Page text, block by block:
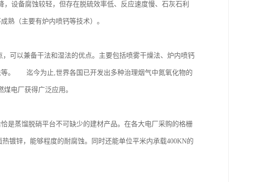
设备腐蚀较轻，但存在脱硫效率低、反应速度慢、石灰石利
熟（主要有炉内喷钙等技术）。
可以兼备干法和湿法的优点。主要包括喷雾干燥法、炉内喷钙
等。 迄今为止,世界各国已开发出多种治理烟气中氮氧化物的
电厂获得广泛应用。
是蒸馏脱硝平台不可缺少的建材产品。在各大电厂采购的格栅
镀锌，能够程度的耐腐蚀。同时还能单位平米内承载400KN的